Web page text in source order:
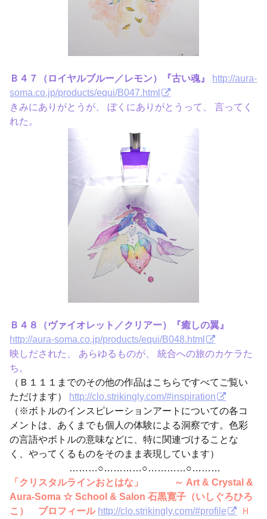
Ｂ４７（ロイヤルブルー／レモン）『古い魂』
http://aura-
soma.co.jp/products/equi/B047.html
きみにありがとうが、 ぼくにありがとうって、 言ってく
れた。
Ｂ４８（ヴァイオレット／クリアー）『癒しの翼』
http://aura-soma.co.jp/products/equi/B048.html
映しだされた、 あらゆるものが、 統合への旅のカケラた
ち。
（Ｂ１１１までのその他の作品はこちらですべてご覧い
ただけます） http://clo.strikingly.com/#inspiration
（※ボトルのインスピレーションアートについての各コ
メントは、あくまでも個人の体験による洞察です。色彩
の言語やボトルの意味などに、特に関連づけることな
く、やってくるものをそのまま表現しています）
………○…………○…………○………
「クリスタルラインおとはな」 ～ Art & Crystal &
Aura-Soma ☆ School & Salon 石黒寛子（いしぐろひろ
こ） プロフィール http://clo.strikingly.com/#profile Ｈ